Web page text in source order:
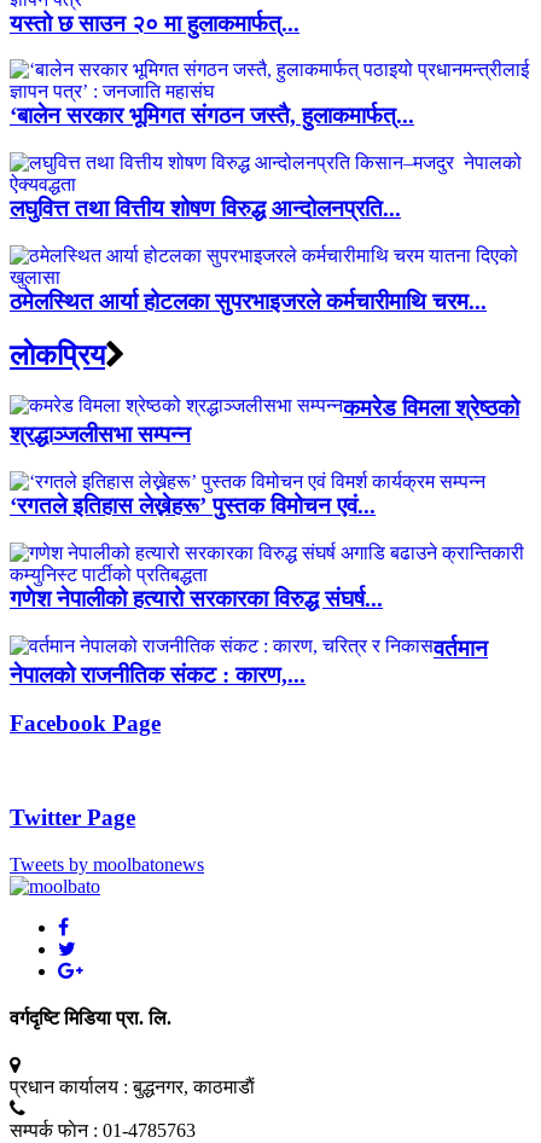
यस्तो छ साउन २० मा हुलाकमार्फत्...
‘बालेन सरकार भूमिगत संगठन जस्तै, हुलाकमार्फत्...
लघुवित्त तथा वित्तीय शोषण विरुद्ध आन्दोलनप्रति...
ठमेलस्थित आर्या होटलका सुपरभाइजरले कर्मचारीमाथि चरम...
लाेकप्रिय
कमरेड विमला श्रेष्ठको
श्रद्धाञ्जलीसभा सम्पन्न
‘रगतले इतिहास लेख्नेहरू’ पुस्तक विमोचन एवं...
गणेश नेपालीको हत्यारो सरकारका विरुद्ध संघर्ष...
वर्तमान
नेपालको राजनीतिक संकट : कारण,...
Facebook Page
Twitter Page
Tweets by moolbatonews
वर्गदृष्टि मिडिया प्रा. लि.
प्रधान कार्यालय : बुद्धनगर, काठमाडाैं
सम्पर्क फाेन : 01-4785763